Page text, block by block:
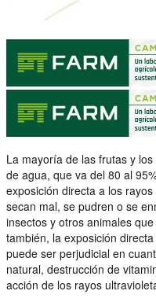
La mayoría de las frutas y
de agua, que va del 80 al
exposición directa a los
secan mal, se pudren o se
insectos y otros animales
también, la exposición
puede ser perjudicial en
natural, destrucción de
acción de los rayos